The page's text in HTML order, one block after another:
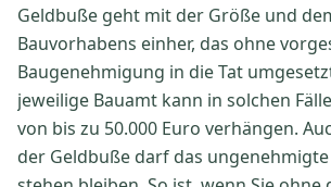
Geldbuße geht mit der Größe und
Bauvorhabens einher, das ohne
Baugenehmigung in die Tat
jeweilige Bauamt kann in solchen
von bis zu 50.000 Euro verhängen.
der Geldbuße darf das